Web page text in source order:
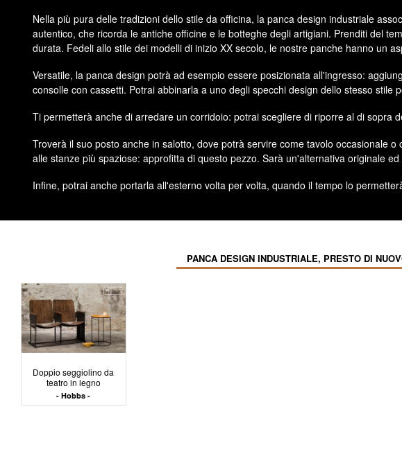
Nella più pura delle tradizioni dello stile da officina, la panca design industriale
autentico, che ricorda le antiche officine e le botteghe degli artigiani. Prenditi del
durata. Fedeli allo stile dei modelli di inizio XX secolo, le nostre panche hanno un
Versatile, la panca design potrà ad esempio essere posizionata all'ingresso:
consolle con cassetti. Potrai abbinarla a uno degli specchi design dello stesso stile
Ti permetterà anche di arredare un corridoio: potrai scegliere di riporre al di
Troverà il suo posto anche in salotto, dove potrà servire come tavolo occasionale
alle stanze più spaziose: approfitta di questo pezzo. Sarà un'alternativa originale
Infine, potrai anche portarla all'esterno volta per volta, quando il tempo lo
PANCA DESIGN INDUSTRIALE, PRESTO DI
Doppio seggiolino da
teatro in legno
Hobbs